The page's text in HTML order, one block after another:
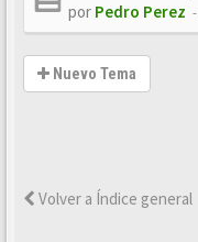
por Pedro Perez -
Nuevo Tema
Volver a Índice general